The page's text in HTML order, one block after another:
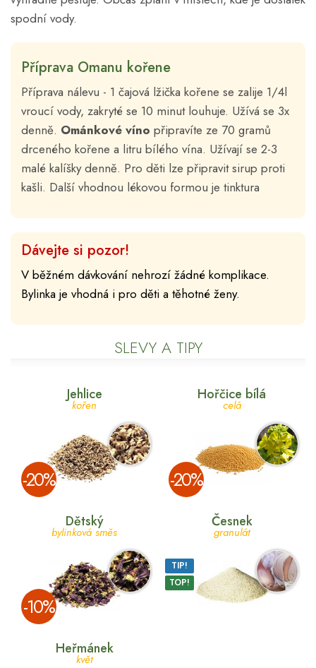
spodní vody.
Příprava Omanu kořene
Příprava nálevu - 1 čajová lžička kořene se zalije 1/4l
vroucí vody, zakryté se 10 minut louhuje. Užívá se 3x
denně. Ománkové víno připravíte ze 70 gramů
drceného kořene a litru bílého vína. Užívají se 2-3
malé kalíšky denně. Pro děti lze připravitsirup proti
kašli. Další vhodnou lékovou formou je tinktura
Dávejte si pozor!
V běžném dávkování nehrozí žádné komplikace.
Bylinka je vhodná i pro děti a těhotné ženy.
SLEVY A TIPY
Jehlice
kořen
­-20%
Hořčice bílá
celá
­-20%
Dětský
bylinková směs
­-10%
Česnek
granulát
TIP!
TOP!
Heřmánek
květ